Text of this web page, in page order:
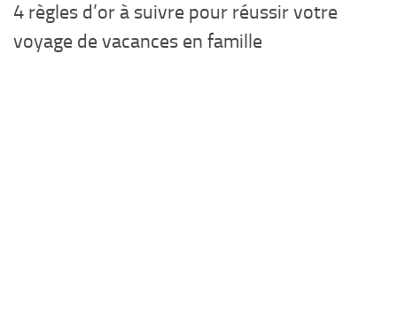
4 règles d’or à suivre pour réussir votre
voyage de vacances en famille